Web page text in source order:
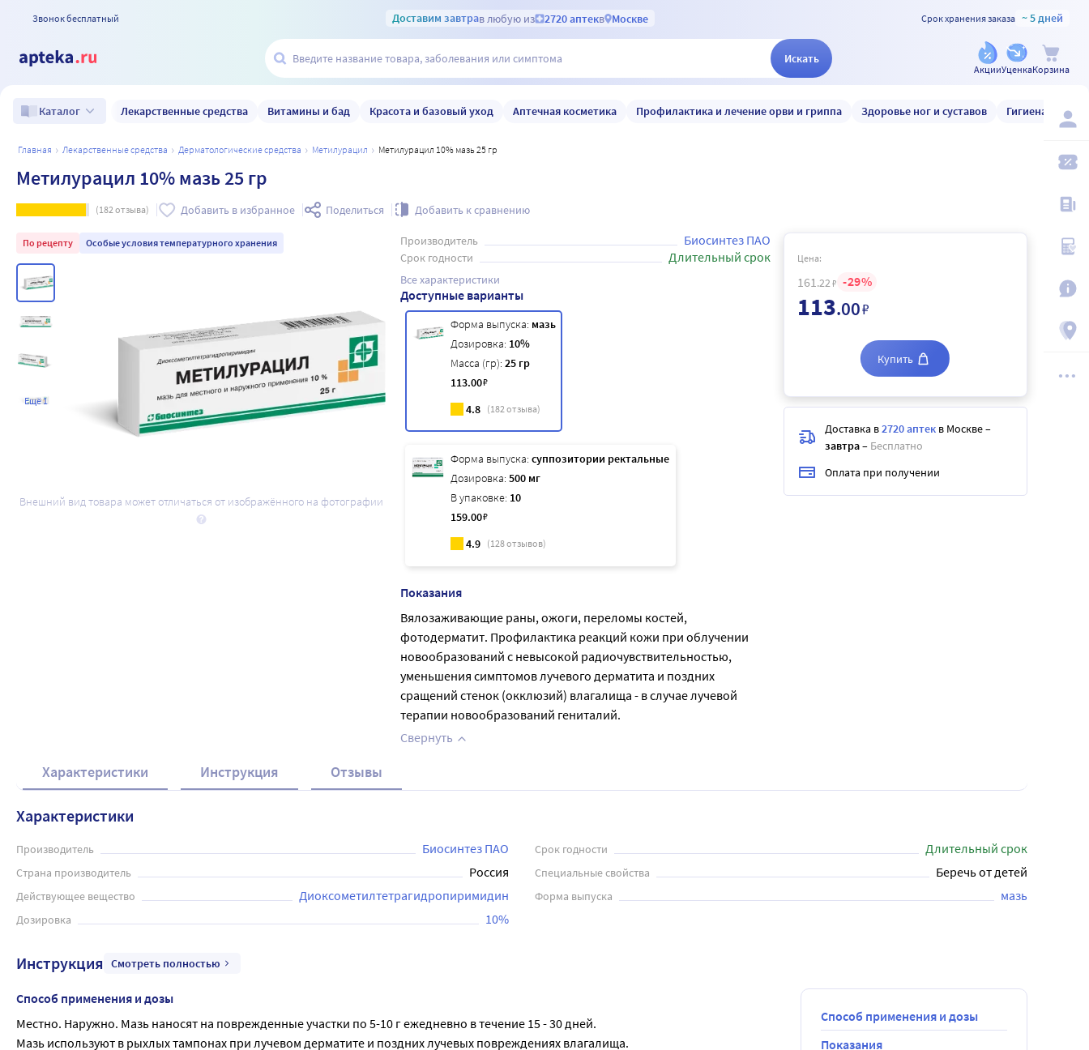
Звонок бесплатный Доставим завтрав любую из 2720 аптекв Москве Срок хранения заказа ~ 5 дней
Искать
АкцииУценкаКорзина
Каталог Лекарственные средства Витамины и бад Красота и базовый уход Аптечная косметика Профилактика и лечение орви и гриппа Здоровье ног и суставов Гигиена и уход
главная лекарственные средства дерматологические средства метилурацил Метилурацил 10% мазь 25 гр
Метилурацил 10% мазь 25 гр
(182отзыва) Добавить в избранное Поделиться Добавить к сравнению
По рецепту Особые условия температурного хранения
Ещё 1
Внешний вид товара может отличаться от изображённого на фотографии
Производитель Биосинтез ПАО
Срок годности Длительный срок
Все характеристики
Доступные варианты
Форма выпуска: мазь
Дозировка: 10%
Масса (гр): 25 гр
113.00₽
4.8 (182отзыва)
Форма выпуска: суппозитории ректальные
Дозировка: 500 мг
В упаковке: 10
159.00₽
4.9 (128отзывов)
Показания
Вялозаживающие раны, ожоги, переломы костей,
фотодерматит. Профилактика реакций кожи при облучении
новообразований с невысокой радиочувствительностью,
уменьшения симптомов лучевого дерматита и поздних
сращений стенок (окклюзий) влагалища - в случае лучевой
терапии новообразований гениталий.
Свернуть
Цена:
161 .22 ₽ 29
113.00₽
Купить
Доставка в2720 аптек в Москве–
завтра– Бесплатно
Оплата при получении
Характеристики Инструкция Отзывы
Характеристики
Производитель Биосинтез ПАО Срок годности Длительный срок
Страна производитель Россия Специальные свойства Беречь от детей
Действующее вещество Диоксометилтетрагидропиримидин Форма выпуска мазь
Дозировка 10%
Инструкция Смотреть полностью
Способ применения и дозы
Местно. Наружно. Мазь наносят на поврежденные участки по 5-10 г ежедневно в течение 15 - 30 дней.
Мазь используют в рыхлых тампонах при лучевом дерматите и поздних лучевых повреждениях влагалища.
Способ применения и дозы
Показания